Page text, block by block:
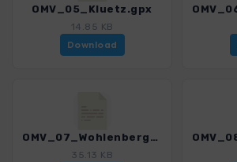
OMV_05_Kluetz.gpx
14.85 KB
Download
OMV_07_Wohlenberg-Wismar_E9.gpx
35.13 KB